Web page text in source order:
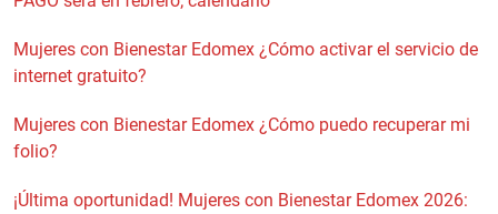
Mujeres con Bienestar Edomex ¿Cómo activar el servicio de
internet gratuito?
Mujeres con Bienestar Edomex ¿Cómo puedo recuperar mi
folio?
¡Última oportunidad! Mujeres con Bienestar Edomex 2026: